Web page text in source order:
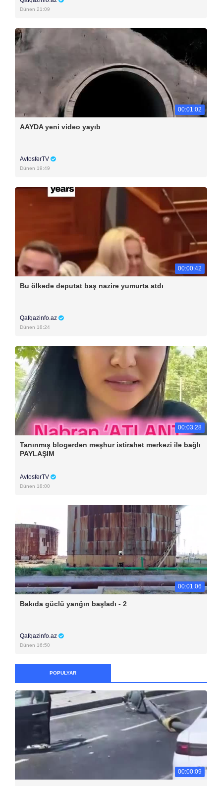
Dünən 21:09
00:01:02
AAYDA yeni video yayıb
AvtosferTV
Dünən 19:49
00:00:42
Bu ölkədə deputat baş nazirə yumurta atdı
Qafqazinfo.az
Dünən 18:24
00:03:28
Tanınmış blogerdən məşhur istirahət mərkəzi ilə bağlı
PAYLAŞIM
AvtosferTV
Dünən 18:00
00:01:06
Bakıda güclü yanğın başladı - 2
Qafqazinfo.az
Dünən 16:50
POPULYAR
00:00:09